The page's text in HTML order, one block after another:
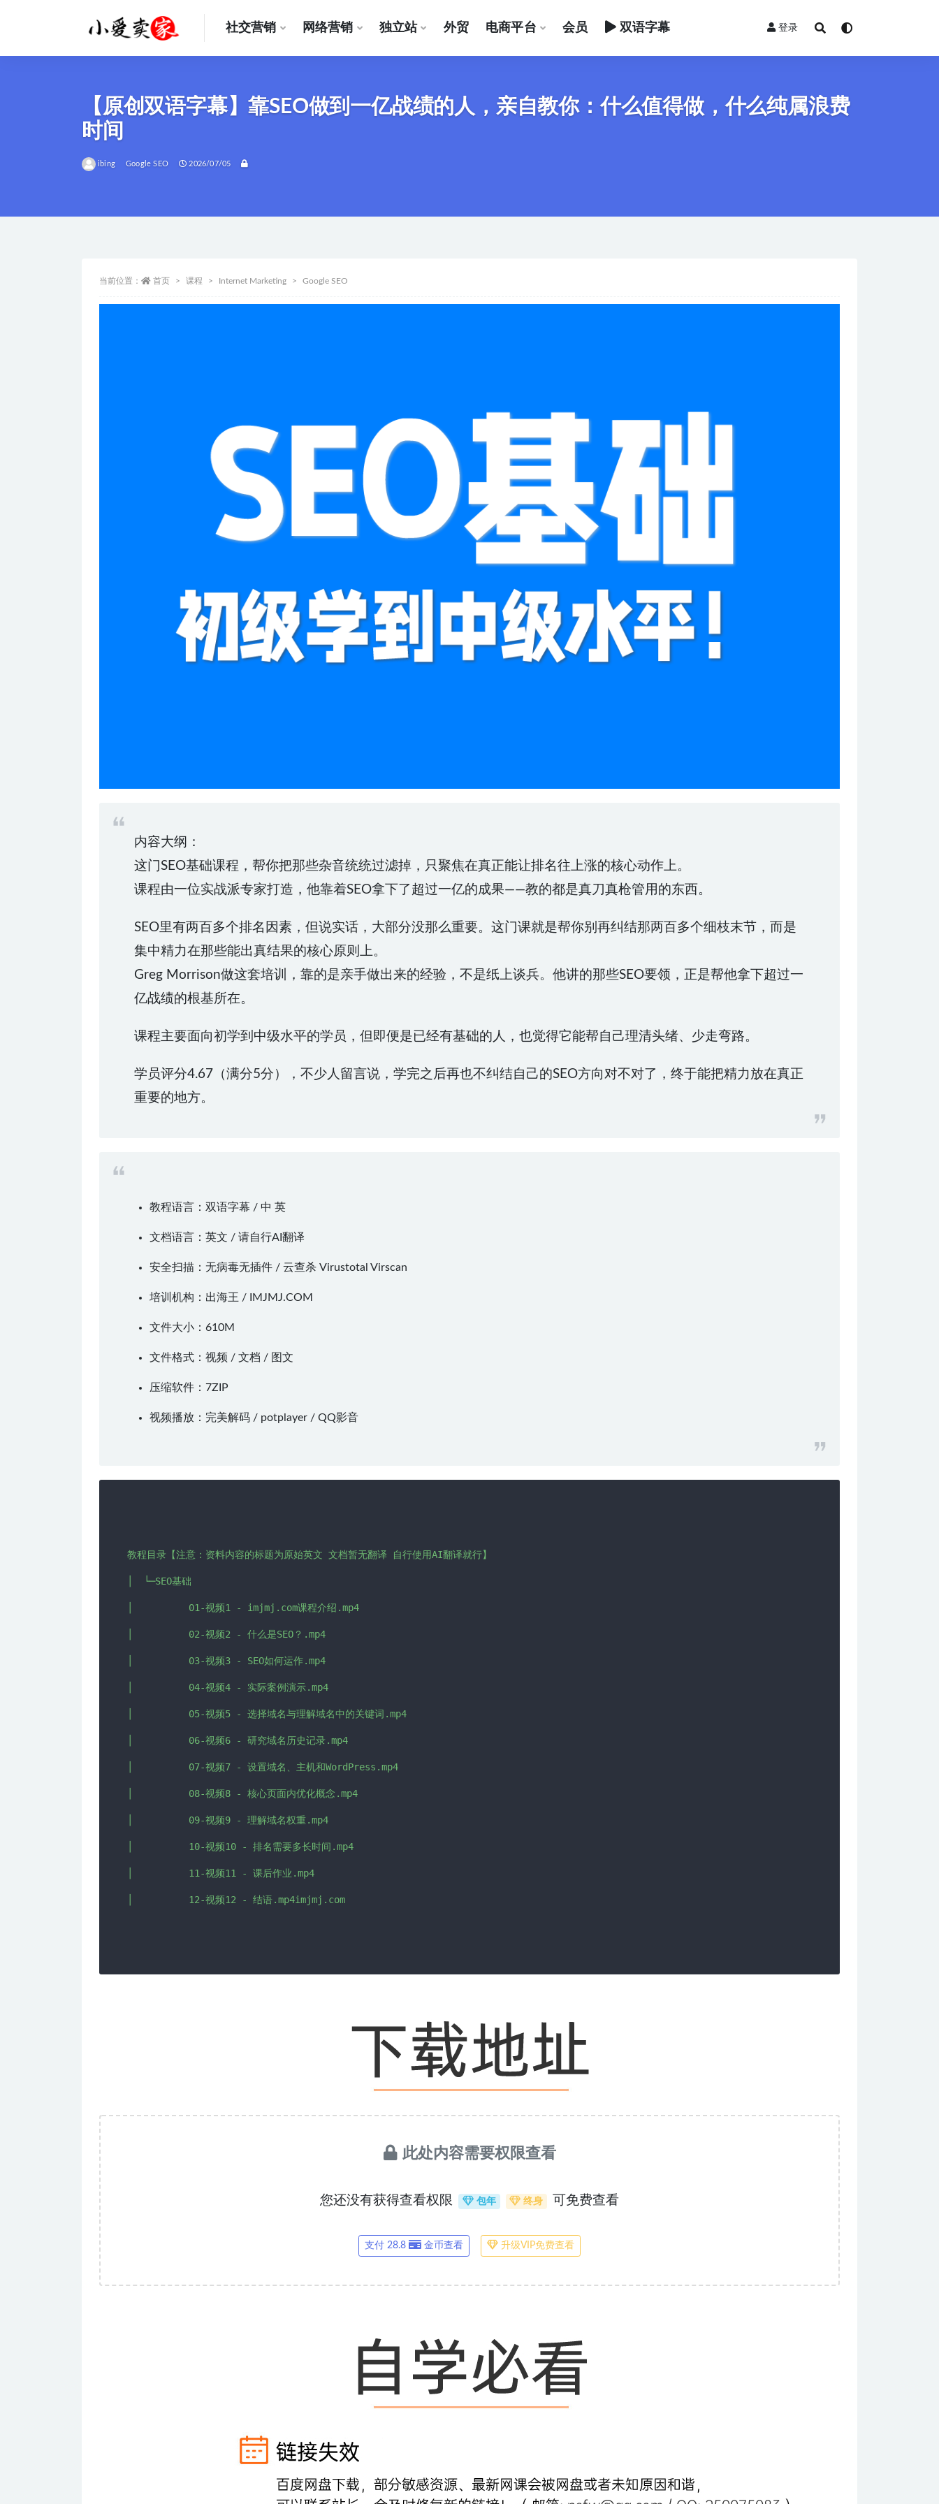
社交营销 网络营销 独立站 外贸 电商平台 会员 双语字幕 登录
【原创双语字幕】靠SEO做到一亿战绩的人，亲自教你：什么值得做，什么纯属浪费
时间
ibing Google SEO 2026/07/05
当前位置： 首页 课程 Internet Marketing Google SEO
内容大纲：
这门SEO基础课程，帮你把那些杂音统统过滤掉，只聚焦在真正能让排名往上涨的核心动作上。
课程由一位实战派专家打造，他靠着SEO拿下了超过一亿的成果——教的都是真刀真枪管用的东西。
SEO里有两百多个排名因素，但说实话，大部分没那么重要。这门课就是帮你别再纠结那两百多个细枝末节，而是
集中精力在那些能出真结果的核心原则上。
Greg Morrison做这套培训，靠的是亲手做出来的经验，不是纸上谈兵。他讲的那些SEO要领，正是帮他拿下超过一
亿战绩的根基所在。
课程主要面向初学到中级水平的学员，但即便是已经有基础的人，也觉得它能帮自己理清头绪、少走弯路。
学员评分4.67（满分5分），不少人留言说，学完之后再也不纠结自己的SEO方向对不对了，终于能把精力放在真正
重要的地方。
教程语言：双语字幕 / 中 英
文档语言：英文 / 请自行AI翻译
安全扫描：无病毒无插件 / 云查杀 Virustotal Virscan
培训机构：出海王 / IMJMJ.COM
文件大小：610M
文件格式：视频 / 文档 / 图文
压缩软件： 7ZIP
视频播放： 完美解码 / potplayer / QQ影音
教程目录【注意：资料内容的标题为原始英文 文档暂无翻译 自行使用AI翻译就行】
│  └─SEO基础
│          01-视频1 - imjmj.com课程介绍.mp4
│          02-视频2 - 什么是SEO？.mp4
│          03-视频3 - SEO如何运作.mp4
│          04-视频4 - 实际案例演示.mp4
│          05-视频5 - 选择域名与理解域名中的关键词.mp4
│          06-视频6 - 研究域名历史记录.mp4
│          07-视频7 - 设置域名、主机和WordPress.mp4
│          08-视频8 - 核心页面内优化概念.mp4
│          09-视频9 - 理解域名权重.mp4
│          10-视频10 - 排名需要多长时间.mp4
│          11-视频11 - 课后作业.mp4
│          12-视频12 - 结语.mp4imjmj.com
此处内容需要权限查看
您还没有获得查看权限 包年 终身 可免费查看
支付 28.8 金币查看 升级VIP免费查看